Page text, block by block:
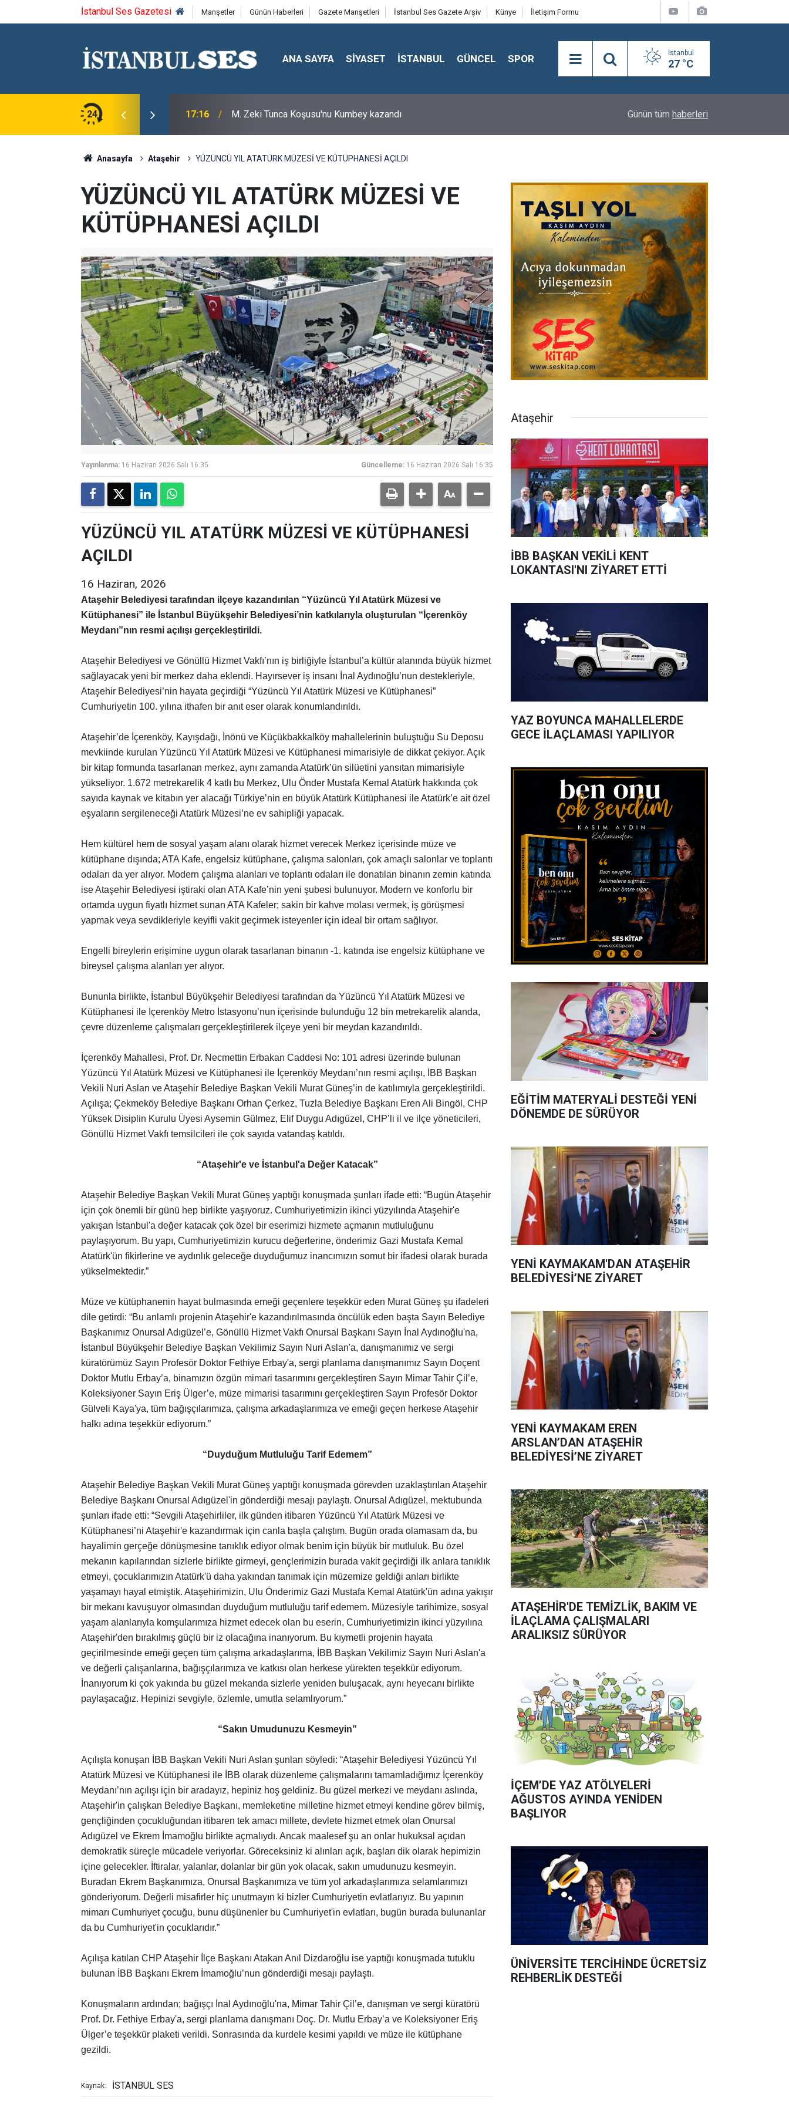
İstanbul Ses Gazetesi Manşetler Günün Haberleri Gazete Manşetleri İstanbul Ses Gazete Arşiv Künye İletişim Formu
ANA SAYFA SİYASET İSTANBUL GÜNCEL SPOR İstanbul
27 °C
24
saygıyla anıyoruz 17:16 M. Zeki Tunca Koşusu'nu Kumbey kazandı Merhum Asli Üyemiz M. Zeki Tunca'yı saygıyla
Günün tüm haberleri
Anasayfa Ataşehir YÜZÜNCÜ YIL ATATÜRK MÜZESİ VE KÜTÜPHANESİ AÇILDI
YÜZÜNCÜ YIL ATATÜRK MÜZESİ VE
KÜTÜPHANESİ AÇILDI
Yayınlanma: 16 Haziran 2026 Salı 16:35 Güncelleme: 16 Haziran 2026 Salı 16:35
YÜZÜNCÜ YIL ATATÜRK MÜZESİ VE KÜTÜPHANESİ
AÇILDI
16 Haziran, 2026
Ataşehir Belediyesi tarafından ilçeye kazandırılan “Yüzüncü Yıl Atatürk Müzesi ve
Kütüphanesi” ile İstanbul Büyükşehir Belediyesi’nin katkılarıyla oluşturulan “İçerenköy
Meydanı”nın resmi açılışı gerçekleştirildi.
Ataşehir Belediyesi ve Gönüllü Hizmet Vakfı’nın iş birliğiyle İstanbul’a kültür alanında büyük hizmet
sağlayacak yeni bir merkez daha eklendi. Hayırsever iş insanı İnal Aydınoğlu’nun destekleriyle,
Ataşehir Belediyesi’nin hayata geçirdiği “Yüzüncü Yıl Atatürk Müzesi ve Kütüphanesi”
Cumhuriyetin 100. yılına ithafen bir anıt eser olarak konumlandırıldı.
Ataşehir’de İçerenköy, Kayışdağı, İnönü ve Küçükbakkalköy mahallelerinin buluştuğu Su Deposu
mevkiinde kurulan Yüzüncü Yıl Atatürk Müzesi ve Kütüphanesi mimarisiyle de dikkat çekiyor. Açık
bir kitap formunda tasarlanan merkez, aynı zamanda Atatürk’ün silüetini yansıtan mimarisiyle
yükseliyor. 1.672 metrekarelik 4 katlı bu Merkez, Ulu Önder Mustafa Kemal Atatürk hakkında çok
sayıda kaynak ve kitabın yer alacağı Türkiye’nin en büyük Atatürk Kütüphanesi ile Atatürk’e ait özel
eşyaların sergileneceği Atatürk Müzesi’ne ev sahipliği yapacak.
Hem kültürel hem de sosyal yaşam alanı olarak hizmet verecek Merkez içerisinde müze ve
kütüphane dışında; ATA Kafe, engelsiz kütüphane, çalışma salonları, çok amaçlı salonlar ve toplantı
odaları da yer alıyor. Modern çalışma alanları ve toplantı odaları ile donatılan binanın zemin katında
ise Ataşehir Belediyesi iştiraki olan ATA Kafe’nin yeni şubesi bulunuyor. Modern ve konforlu bir
ortamda uygun fiyatlı hizmet sunan ATA Kafeler; sakin bir kahve molası vermek, iş görüşmesi
yapmak veya sevdikleriyle keyifli vakit geçirmek isteyenler için ideal bir ortam sağlıyor.
Engelli bireylerin erişimine uygun olarak tasarlanan binanın -1. katında ise engelsiz kütüphane ve
bireysel çalışma alanları yer alıyor.
Bununla birlikte, İstanbul Büyükşehir Belediyesi tarafından da Yüzüncü Yıl Atatürk Müzesi ve
Kütüphanesi ile İçerenköy Metro İstasyonu’nun içerisinde bulunduğu 12 bin metrekarelik alanda,
çevre düzenleme çalışmaları gerçekleştirilerek ilçeye yeni bir meydan kazandırıldı.
İçerenköy Mahallesi, Prof. Dr. Necmettin Erbakan Caddesi No: 101 adresi üzerinde bulunan
Yüzüncü Yıl Atatürk Müzesi ve Kütüphanesi ile İçerenköy Meydanı’nın resmi açılışı, İBB Başkan
Vekili Nuri Aslan ve Ataşehir Belediye Başkan Vekili Murat Güneş’in de katılımıyla gerçekleştirildi.
Açılışa; Çekmeköy Belediye Başkanı Orhan Çerkez, Tuzla Belediye Başkanı Eren Ali Bingöl, CHP
Yüksek Disiplin Kurulu Üyesi Aysemin Gülmez, Elif Duygu Adıgüzel, CHP’li il ve ilçe yöneticileri,
Gönüllü Hizmet Vakfı temsilcileri ile çok sayıda vatandaş katıldı.
“Ataşehir'e ve İstanbul'a Değer Katacak”
Ataşehir Belediye Başkan Vekili Murat Güneş yaptığı konuşmada şunları ifade etti: “Bugün Ataşehir
için çok önemli bir günü hep birlikte yaşıyoruz. Cumhuriyetimizin ikinci yüzyılında Ataşehir'e
yakışan İstanbul'a değer katacak çok özel bir eserimizi hizmete açmanın mutluluğunu
paylaşıyorum. Bu yapı, Cumhuriyetimizin kurucu değerlerine, önderimiz Gazi Mustafa Kemal
Atatürk'ün fikirlerine ve aydınlık geleceğe duyduğumuz inancımızın somut bir ifadesi olarak burada
yükselmektedir.”
Müze ve kütüphanenin hayat bulmasında emeği geçenlere teşekkür eden Murat Güneş şu ifadeleri
dile getirdi: “Bu anlamlı projenin Ataşehir'e kazandırılmasında öncülük eden başta Sayın Belediye
Başkanımız Onursal Adıgüzel’e, Gönüllü Hizmet Vakfı Onursal Başkanı Sayın İnal Aydınoğlu'na,
İstanbul Büyükşehir Belediye Başkan Vekilimiz Sayın Nuri Aslan'a, danışmanımız ve sergi
küratörümüz Sayın Profesör Doktor Fethiye Erbay'a, sergi planlama danışmanımız Sayın Doçent
Doktor Mutlu Erbay’a, binamızın özgün mimari tasarımını gerçekleştiren Sayın Mimar Tahir Çil’e,
Koleksiyoner Sayın Eriş Ülger’e, müze mimarisi tasarımını gerçekleştiren Sayın Profesör Doktor
Gülveli Kaya'ya, tüm bağışçılarımıza, çalışma arkadaşlarımıza ve emeği geçen herkese Ataşehir
halkı adına teşekkür ediyorum.”
“Duyduğum Mutluluğu Tarif Edemem”
Ataşehir Belediye Başkan Vekili Murat Güneş yaptığı konuşmada görevden uzaklaştırılan Ataşehir
Belediye Başkanı Onursal Adıgüzel'in gönderdiği mesajı paylaştı. Onursal Adıgüzel, mektubunda
şunları ifade etti: “Sevgili Ataşehirliler, ilk günden itibaren Yüzüncü Yıl Atatürk Müzesi ve
Kütüphanesi’ni Ataşehir'e kazandırmak için canla başla çalıştım. Bugün orada olamasam da, bu
hayalimin gerçeğe dönüşmesine tanıklık ediyor olmak benim için büyük bir mutluluk. Bu özel
mekanın kapılarından sizlerle birlikte girmeyi, gençlerimizin burada vakit geçirdiği ilk anlara tanıklık
etmeyi, çocuklarımızın Atatürk'ü daha yakından tanımak için müzemize geldiği anları birlikte
yaşamayı hayal etmiştik. Ataşehirimizin, Ulu Önderimiz Gazi Mustafa Kemal Atatürk'ün adına yakışır
bir mekanı kavuşuyor olmasından duyduğum mutluluğu tarif edemem. Müzesiyle tarihimize, sosyal
yaşam alanlarıyla komşularımıza hizmet edecek olan bu eserin, Cumhuriyetimizin ikinci yüzyılına
Ataşehir'den bırakılmış güçlü bir iz olacağına inanıyorum. Bu kıymetli projenin hayata
geçirilmesinde emeği geçen tüm çalışma arkadaşlarıma, İBB Başkan Vekilimiz Sayın Nuri Aslan'a
ve değerli çalışanlarına, bağışçılarımıza ve katkısı olan herkese yürekten teşekkür ediyorum.
İnanıyorum ki çok yakında bu güzel mekanda sizlerle yeniden buluşacak, aynı heyecanı birlikte
paylaşacağız. Hepinizi sevgiyle, özlemle, umutla selamlıyorum.”
“Sakın Umudunuzu Kesmeyin”
Açılışta konuşan İBB Başkan Vekili Nuri Aslan şunları söyledi: “Ataşehir Belediyesi Yüzüncü Yıl
Atatürk Müzesi ve Kütüphanesi ile İBB olarak düzenleme çalışmalarını tamamladığımız İçerenköy
Meydanı’nın açılışı için bir aradayız, hepiniz hoş geldiniz. Bu güzel merkezi ve meydanı aslında,
Ataşehir'in çalışkan Belediye Başkanı, memleketine milletine hizmet etmeyi kendine görev bilmiş,
gençliğinden çocukluğundan itibaren tek amacı millete, devlete hizmet etmek olan Onursal
Adıgüzel ve Ekrem İmamoğlu birlikte açmalıydı. Ancak maalesef şu an onlar hukuksal açıdan
demokratik süreçle mücadele veriyorlar. Göreceksiniz ki alınları açık, başları dik olarak hepimizin
içine gelecekler. İftiralar, yalanlar, dolanlar bir gün yok olacak, sakın umudunuzu kesmeyin.
Buradan Ekrem Başkanımıza, Onursal Başkanımıza ve tüm yol arkadaşlarımıza selamlarımızı
gönderiyorum. Değerli misafirler hiç unutmayın ki bizler Cumhuriyetin evlatlarıyız. Bu yapının
mimarı Cumhuriyet çocuğu, bunu düşünenler bu Cumhuriyet'in evlatları, bugün burada bulunanlar
da bu Cumhuriyet'in çocuklarıdır.”
Açılışa katılan CHP Ataşehir İlçe Başkanı Atakan Anıl Dizdaroğlu ise yaptığı konuşmada tutuklu
bulunan İBB Başkanı Ekrem İmamoğlu’nun gönderdiği mesajı paylaştı.
Konuşmaların ardından; bağışçı İnal Aydınoğlu'na, Mimar Tahir Çil’e, danışman ve sergi küratörü
Prof. Dr. Fethiye Erbay'a, sergi planlama danışmanı Doç. Dr. Mutlu Erbay’a ve Koleksiyoner Eriş
Ülger’e teşekkür plaketi verildi. Sonrasında da kurdele kesimi yapıldı ve müze ile kütüphane
gezildi.
Kaynak: İSTANBUL SES
Ataşehir
İBB BAŞKAN VEKİLİ KENT
LOKANTASI'NI ZİYARET ETTİ
YAZ BOYUNCA MAHALLELERDE
GECE İLAÇLAMASI YAPILIYOR
EĞİTİM MATERYALİ DESTEĞİ YENİ
DÖNEMDE DE SÜRÜYOR
YENİ KAYMAKAM'DAN ATAŞEHİR
BELEDİYESİ’NE ZİYARET
YENİ KAYMAKAM EREN
ARSLAN’DAN ATAŞEHİR
BELEDİYESİ’NE ZİYARET
ATAŞEHİR'DE TEMİZLİK, BAKIM VE
İLAÇLAMA ÇALIŞMALARI
ARALIKSIZ SÜRÜYOR
İÇEM’DE YAZ ATÖLYELERİ
AĞUSTOS AYINDA YENİDEN
BAŞLIYOR
ÜNİVERSİTE TERCİHİNDE ÜCRETSİZ
REHBERLİK DESTEĞİ